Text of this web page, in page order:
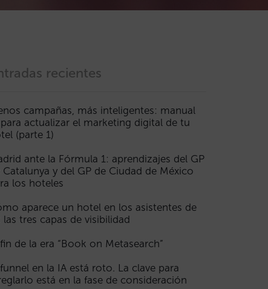
recientes
campañas, más inteligentes: manual
para actualizar el marketing digital de tu
(parte 1)
ante la Fórmula 1: aprendizajes del GP
Catalunya y del GP de Ciudad de México
los hoteles
aparece un hotel en los asistentes de
las tres capas de visibilidad
de la era “Book on Metasearch”
en la IA está roto. La clave para
está en la fase de consideración